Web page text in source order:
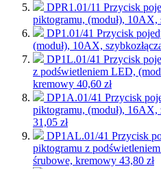
DPR1.01/11 Przycisk
piktogramu, (moduł), 10AX,
DP1.01/41 Przycisk
(moduł), 10AX,
DP1L.01/41 Przycisk
z podświetleniem LED,
kremowy 40,60 zł
DP1A.01/41 Przycisk
piktogramu, (moduł),
31,05 zł
DP1AL.01/41 Przycisk
piktogramu z
śrubowe, kremowy 43,80 zł